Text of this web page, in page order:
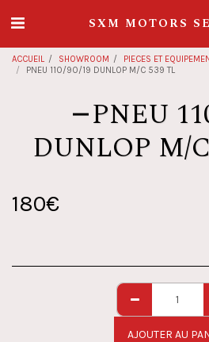
SXM MOTORS
ACCUEIL SHOWROOM PIECES ET
PNEU 110/90/19 DUNLOP M/C 539 TL
PNEU
DUNLOP M/
180€
AJOUTER AU